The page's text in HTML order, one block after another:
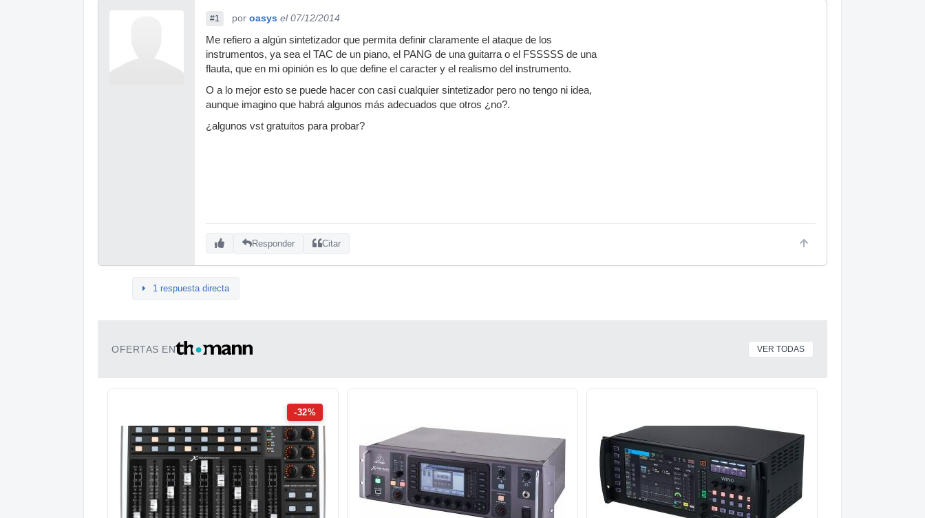
#1 por oasys el 07/12/2014
Me refiero a algún sintetizador que permita definir claramente el ataque de los
instrumentos, ya sea el TAC de un piano, el PANG de una guitarra o el FSSSSS de una
flauta, que en mi opinión es lo que define el caracter y el realismo del instrumento.
O a lo mejor esto se puede hacer con casi cualquier sintetizador pero no tengo ni idea,
aunque imagino que habrá algunos más adecuados que otros ¿no?.
¿algunos vst gratuitos para probar?
Responder Citar
1 respuesta directa
OFERTAS EN VER TODAS
-32%